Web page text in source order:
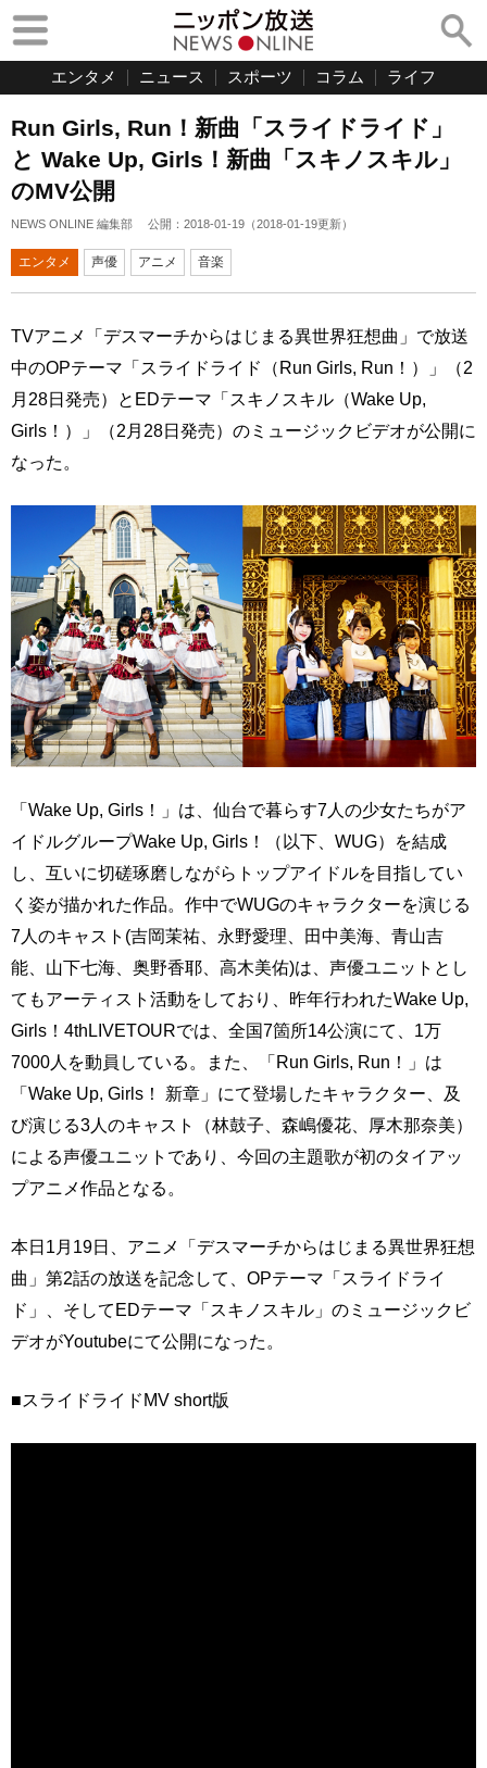
エンタメ ニュース スポーツ コラム ライフ
Run Girls, Run！新曲「スライドライド」
と Wake Up, Girls！新曲「スキノスキル」
のMV公開
NEWS ONLINE 編集部 公開： 2018-01-19 （2018-01-19更新）
エンタメ 声優 アニメ 音楽
TVアニメ「デスマーチからはじまる異世界狂想曲」で放送
中のOPテーマ「スライドライド（Run Girls, Run！）」（2
月28日発売）とEDテーマ「スキノスキル（Wake Up,
Girls！）」（2月28日発売）のミュージックビデオが公開に
なった。
「Wake Up, Girls！」は、仙台で暮らす7人の少女たちがア
イドルグループWake Up, Girls！（以下、WUG）を結成
し、互いに切磋琢磨しながらトップアイドルを目指してい
く姿が描かれた作品。作中でWUGのキャラクターを演じる
7人のキャスト(吉岡茉祐、永野愛理、田中美海、青山吉
能、山下七海、奥野香耶、高木美佑)は、声優ユニットとし
てもアーティスト活動をしており、昨年行われたWake Up,
Girls！4thLIVETOURでは、全国7箇所14公演にて、1万
7000人を動員している。また、「Run Girls, Run！」は
「Wake Up, Girls！ 新章」にて登場したキャラクター、及
び演じる3人のキャスト（林鼓子、森嶋優花、厚木那奈美）
による声優ユニットであり、今回の主題歌が初のタイアッ
プアニメ作品となる。
本日1月19日、アニメ「デスマーチからはじまる異世界狂想
曲」第2話の放送を記念して、OPテーマ「スライドライ
ド」、そしてEDテーマ「スキノスキル」のミュージックビ
デオがYoutubeにて公開になった。
■スライドライドMV short版​